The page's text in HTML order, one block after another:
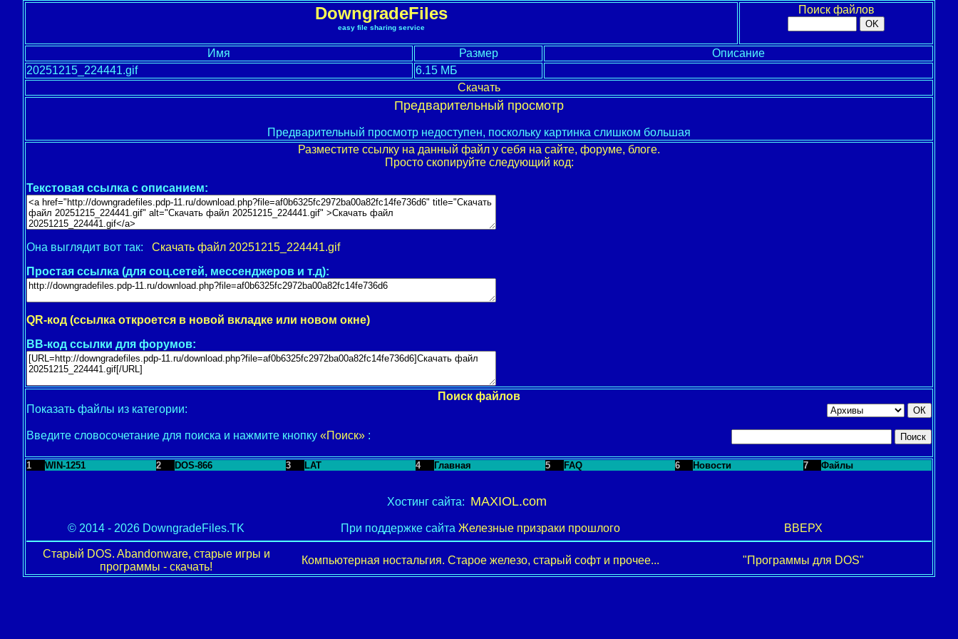
DowngradeFiles
easy file sharing service
Поиск файлов
Имя Размер
Описание
20251215_224441.gif
6.15 МБ
Скачать
Предварительный просмотр
Предварительный просмотр недоступен, поскольку картинка слишком большая
Разместите ссылку на данный файл у себя на сайте, форуме, блоге.
Просто скопируйте следующий код:
Текстовая ссылка с описанием:
Она выглядит вот так: Скачать файл 20251215_224441.gif
Простая ссылка (для соц.сетей, мессенджеров и т.д):
QR-код (ссылка откроется в новой вкладке или новом окне)
BB-код ссылки для форумов:
Поиск файлов
Показать файлы из категории:
Введите словосочетание для поиска и нажмите кнопку «Поиск» :
1 WIN-1251 2 DOS-866 3 LAT 4 Главная 5 FAQ 6 Новости 7 Файлы
Хостинг сайта: MAXIOL.com
© 2014 - 2026 DowngradeFiles.TK При поддержке сайта Железные призраки прошлого ВВЕРХ
Старый DOS. Abandonware, старые игры и
программы - скачать!
Компьютерная ностальгия. Старое железо, старый софт и прочее... "Программы для DOS"